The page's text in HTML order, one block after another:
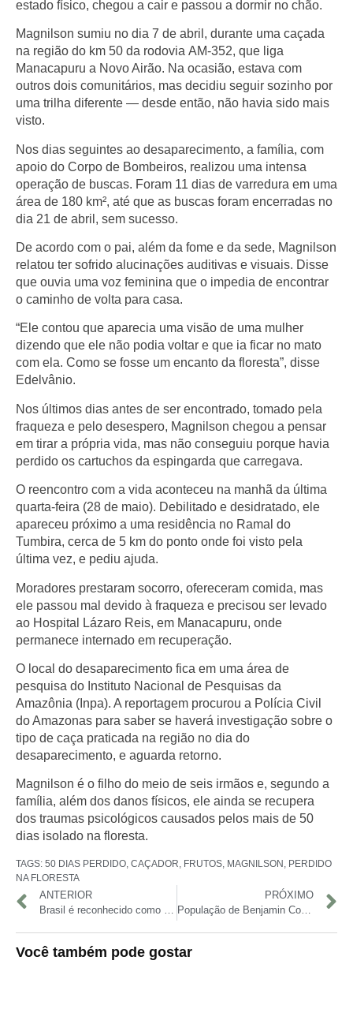
estado físico, chegou a cair e passou a dormir no chão.
Magnilson sumiu no dia 7 de abril , durante uma caçada
na região do km 50 da rodovia AM-352, que liga
Manacapuru a Novo Airão. Na ocasião, estava com
outros dois comunitários, mas decidiu seguir sozinho por
uma trilha diferente — desde então, não havia sido mais
visto.
Nos dias seguintes ao desaparecimento, a família, com
apoio do Corpo de Bombeiros, realizou uma intensa
operação de buscas. Foram 11 dias de varredura em uma
área de 180 km², até que as buscas foram encerradas no
dia 21 de abril , sem sucesso.
De acordo com o pai, além da fome e da sede, Magnilson
relatou ter sofrido alucinações auditivas e visuais. Disse
que ouvia uma voz feminina que o impedia de encontrar
o caminho de volta para casa.
“Ele contou que aparecia uma visão de uma mulher
dizendo que ele não podia voltar e que ia ficar no mato
com ela. Como se fosse um encanto da floresta”, disse
Edelvânio.
Nos últimos dias antes de ser encontrado, tomado pela
fraqueza e pelo desespero, Magnilson chegou a pensar
em tirar a própria vida, mas não conseguiu porque havia
perdido os cartuchos da espingarda que carregava.
O reencontro com a vida aconteceu na manhã da última
quarta-feira (28 de maio). Debilitado e desidratado, ele
apareceu próximo a uma residência no Ramal do
Tumbira, cerca de 5 km do ponto onde foi visto pela
última vez, e pediu ajuda.
Moradores prestaram socorro, ofereceram comida, mas
ele passou mal devido à fraqueza e precisou ser levado
ao Hospital Lázaro Reis, em Manacapuru, onde
permanece internado em recuperação.
O local do desaparecimento fica em uma área de
pesquisa do Instituto Nacional de Pesquisas da
Amazônia (Inpa). A reportagem procurou a Polícia Civil
do Amazonas para saber se haverá investigação sobre o
tipo de caça praticada na região no dia do
desaparecimento, e aguarda retorno.
Magnilson é o filho do meio de seis irmãos e, segundo a
família, além dos danos físicos, ele ainda se recupera
dos traumas psicológicos causados pelos mais de 50
dias isolado na floresta.
TAGS: 50 DIAS PERDIDO CAÇADOR FRUTOS MAGNILSON PERDIDO
NA FLORESTA
ANTERIOR
Brasil é reconhecido como livre de febre aftosa sem vacinação pela OMSA
PRÓXIMO
População de Benjamin Constant teme contaminação da água do Rio Javari
Você também pode gostar